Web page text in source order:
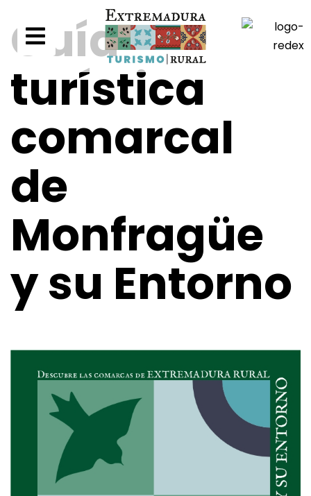
Guía
turística
comarcal
de
Monfragüe
y su Entorno